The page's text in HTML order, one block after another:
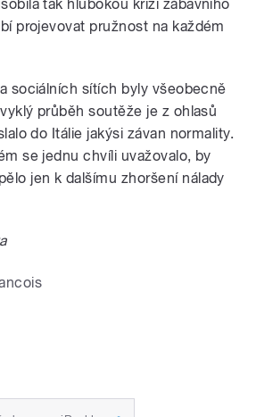
tak hlubokou krizi zábavního
projevovat pružnost na každém
sociálních sítích byly všeobecně
průběh soutěže je z ohlasů
do Itálie jakýsi závan normality.
se jednu chvíli uvažovalo, by
jen k dalšímu zhoršení nálady